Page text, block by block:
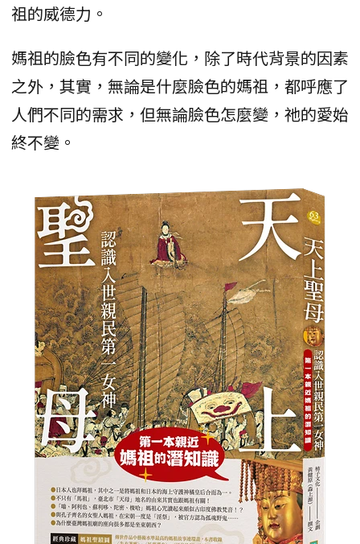
祖的威德力。
媽祖的臉色有不同的變化，除了時代背景的因素
之外，其實，無論是什麼臉色的媽祖，都呼應了
人們不同的需求，但無論臉色怎麼變，祂的愛始
終不變。